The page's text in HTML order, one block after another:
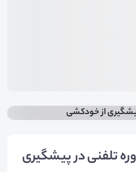
تلفنی در پیشگیری